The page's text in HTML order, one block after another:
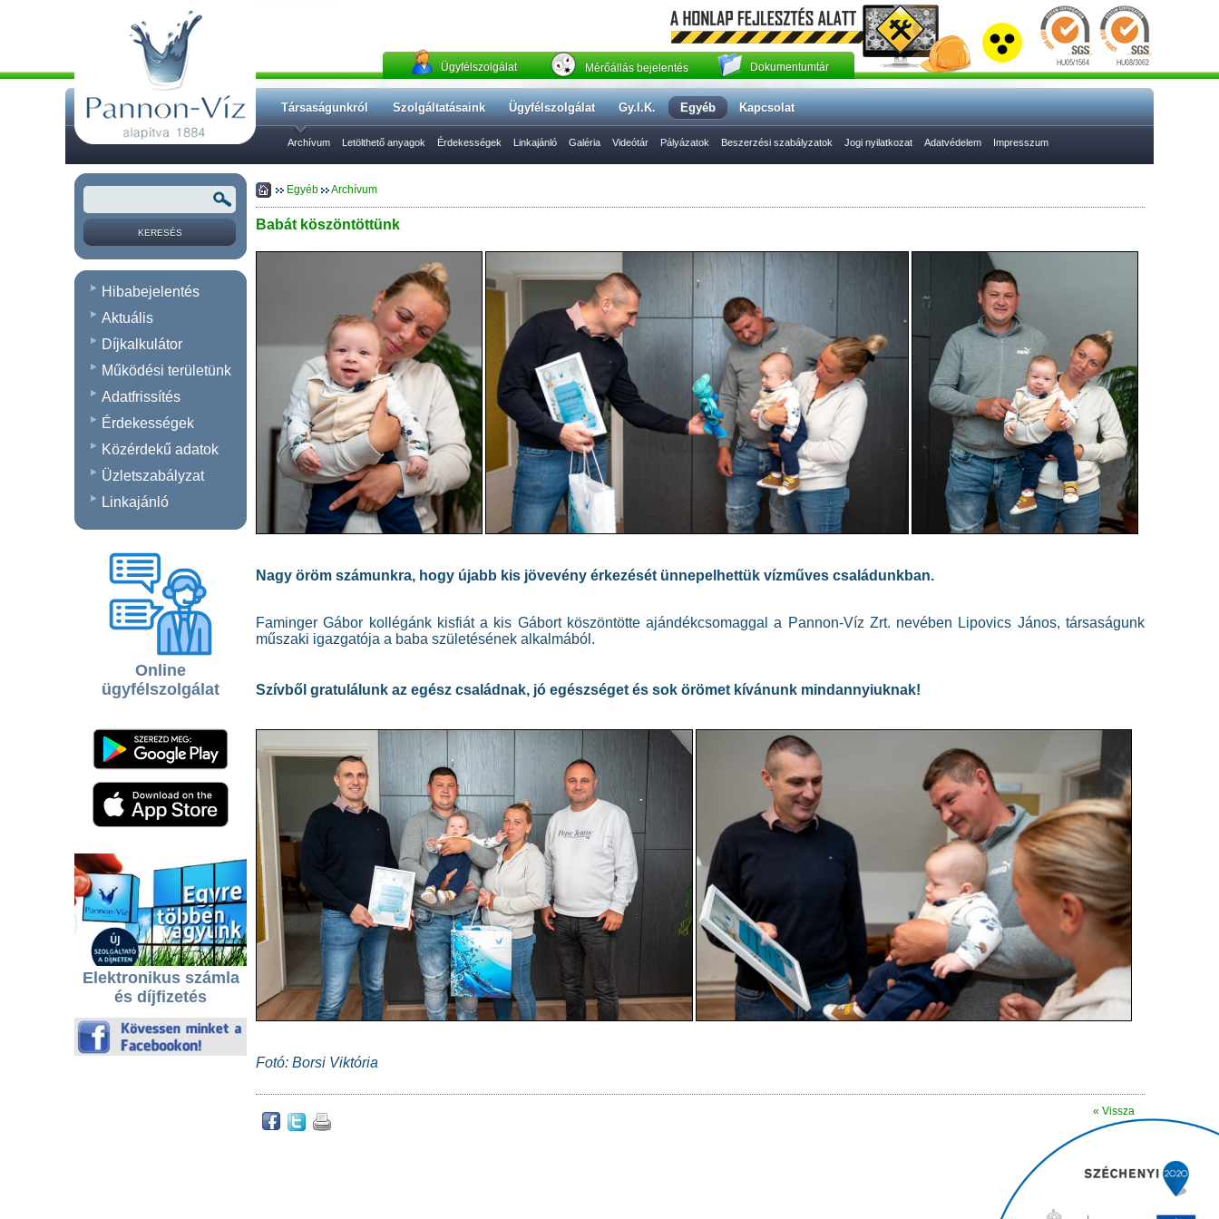
Ügyfélszolgálat Mérőállás bejelentés Dokumentumtár
Társaságunkról Szolgáltatásaink Ügyfélszolgálat Gy.I.K. Egyéb Kapcsolat
Archívum Letölthető anyagok Érdekességek Linkajánló Galéria Videótár Pályázatok Beszerzési szabályzatok Jogi nyilatkozat Adatvédelem Impresszum
Hibabejelentés
Aktuális
Díjkalkulátor
Működési területünk
Adatfrissítés
Érdekességek
Közérdekű adatok
Üzletszabályzat
Linkajánló
Online
ügyfélszolgálat
Elektronikus számla
és díjfizetés
Egyéb Archívum
Babát köszöntöttünk
Nagy öröm számunkra, hogy újabb kis jövevény érkezését ünnepelhettük vízműves családunkban.
Faminger Gábor kollégánk kisfiát a kis Gábort köszöntötte ajándékcsomaggal a Pannon-Víz Zrt. nevében Lipovics János, társaságunk
műszaki igazgatója a baba születésének alkalmából.
Szívből gratulálunk az egész családnak, jó egészséget és sok örömet kívánunk mindannyiuknak!
Fotó: Borsi Viktória
« Vissza